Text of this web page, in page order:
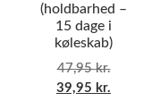
(holdbarhed –
15 dage i
køleskab)
47,95kr.
39,95 kr.